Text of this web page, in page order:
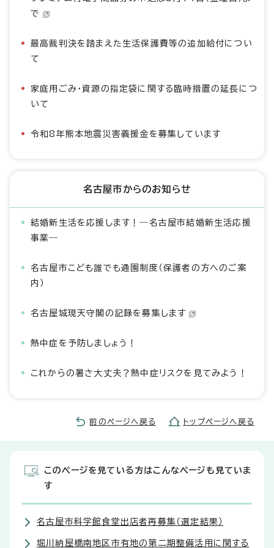
で
最高裁判決を踏まえた生活保護費等の追加給付につい
て
家庭用ごみ・資源の指定袋に関する臨時措置の延長につ
いて
令和8年熊本地震災害義援金を募集しています
名古屋市からのお知らせ
結婚新生活を応援します！―名古屋市結婚新生活応援
事業―
名古屋市こども誰でも通園制度（保護者の方へのご案
内）
名古屋城現天守閣の記録を募集します
熱中症を予防しましょう！
これからの暑さ大丈夫？熱中症リスクを見てみよう！
前のページへ戻る トップページへ戻る
このページを見ている方はこんなページも見ていま
す
名古屋市科学館食堂出店者再募集（選定結果）
堀川納屋橋南地区市有地の第二期整備活用に関する